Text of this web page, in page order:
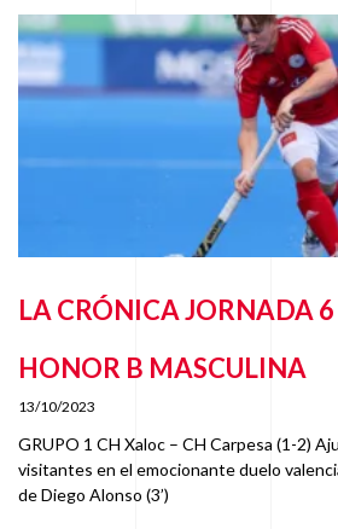
LA CRÓNICA JORNADA
HONOR B MASCULINA
13/10/2023
GRUPO 1 CH Xaloc – CH Carpesa (1-2)
visitantes en el emocionante duelo
de Diego Alonso (3’)